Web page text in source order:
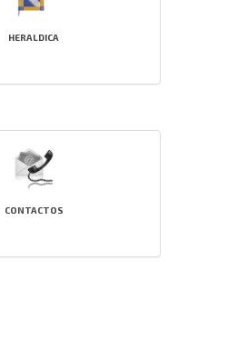
HERALDICA
CONTACTOS